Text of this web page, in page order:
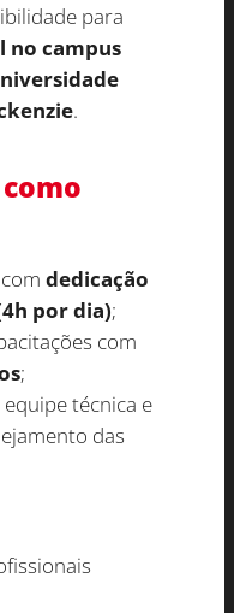
para
no campus
.
comdedicação
por dia);
com
;
técnica e
das